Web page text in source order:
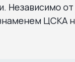
Независимо
ЦСКА